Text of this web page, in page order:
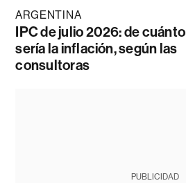
ARGENTINA
IPC de julio 2026: de cuánto
sería la inflación, según las
consultoras
PUBLICIDAD